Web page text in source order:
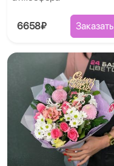
6658₽ Заказать